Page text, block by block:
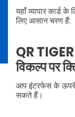
यहाँ व्यापार
लिए आसान चरण हैं:
QR
विकल्प पर
आप इंटरफेस के
सकते हैं।